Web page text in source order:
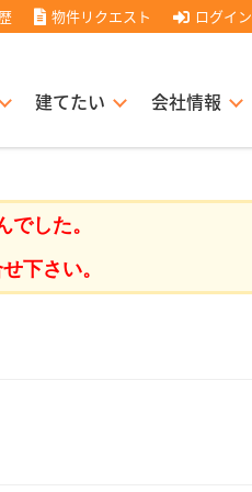
物件リクエスト ログイン
建てたい 会社情報
経営理念
住宅販売協力店募集
した。
下さい。